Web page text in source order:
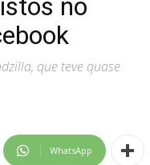
no
que teve quase
WhatsApp